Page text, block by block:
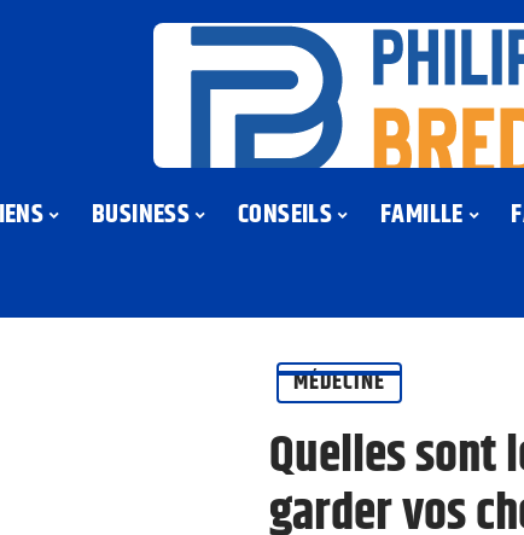
BUSINESS CONSEILS FAMILLE
MÉDECINE
Quelles sont
garder vos